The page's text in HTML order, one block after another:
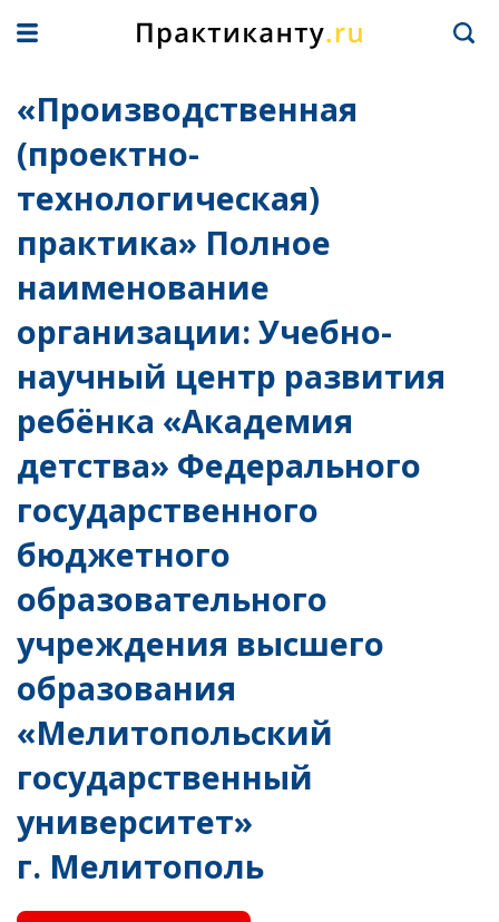
«Производственная
(проектно-
технологическая)
практика» Полное
наименование
организации: Учебно-
научный центр развития
ребёнка «Академия
детства» Федерального
государственного
бюджетного
образовательного
учреждения высшего
образования
«Мелитопольский
государственный
университет»
г. Мелитополь